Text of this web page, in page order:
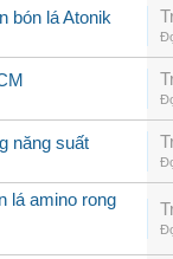
bón lá Atonik
năng suất
lá amino rong